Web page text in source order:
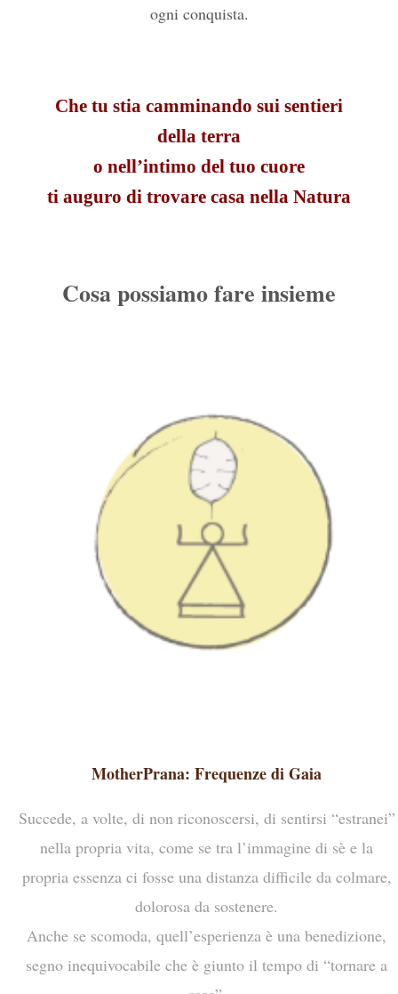
ogni conquista.
Che tu stia camminando sui sentieri
della terra
o nell’intimo del tuo cuore
ti auguro di trovare casa nella Natura
Cosa possiamo fare insieme
MotherPrana: Frequenze di Gaia
Succede, a volte, di non riconoscersi, di sentirsi “estranei”
nella propria vita, come se tra l’immagine di sè e la
propria essenza ci fosse una distanza difficile da colmare,
dolorosa da sostenere.
Anche se scomoda, quell’esperienza è una benedizione,
segno inequivocabile che è giunto il tempo di “tornare a